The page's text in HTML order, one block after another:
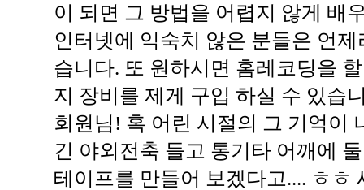
이 되면 그 방법을 어렵지 않게 배
인터넷에 익숙치 않은 분들은 언
습니다. 또 원하시면 홈레코딩을
지 장비를 제게 구입 하실 수 있습
회원님! 혹 어린 시절의 그 기억이
긴 야외전축 들고 통기타 어깨에
테이프를 만들어 보겠다고.... ㅎㅎ